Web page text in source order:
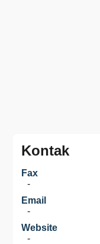
Kontak
Fax
-
Email
-
Website
-